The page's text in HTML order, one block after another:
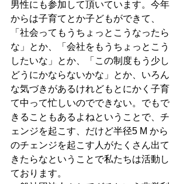
男性にも参加して頂いています。今年
からは子育てとか子どもができて、
「社会ってもうちょっとこうなったら
な」とか、「会社をもうちょっとこう
したいな」とか、「この制度もう少し
どうにかならないかな」とか、いろん
な気づきがあるけれどもとにかく子育
て中って忙しいのでできない。でもで
きることもあるよねということで、チ
ェンジを起こす、だけど半径5 M から
のチェンジを起こす人がたくさん出て
きたらなということで私たちは活動し
ております。